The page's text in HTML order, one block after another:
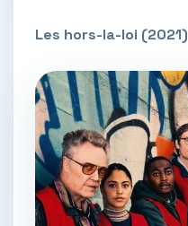
Les hors-la-loi (2021)